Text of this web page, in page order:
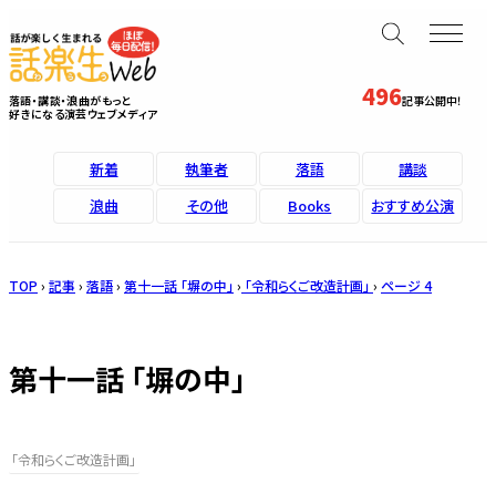
496記事公開中！
落語・講談・浪曲がもっと
好きになる演芸ウェブメディア
新着 執筆者 落語
講談
浪曲
その他 Books おすすめ公演
TOP › 記事 › 落語› 第十一話 「塀の中」 › 「令和らくご改造計画」 › ページ 4
第十一話 「塀の中」
「令和らくご改造計画」